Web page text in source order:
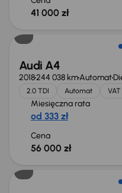
41 000 zł
Audi A4
2018244 038 kmAutomat
2.0 TDI Automat VAT
Miesięczna rata
od 333 zł
Cena
56 000 zł
Taniej o 1 000 zł